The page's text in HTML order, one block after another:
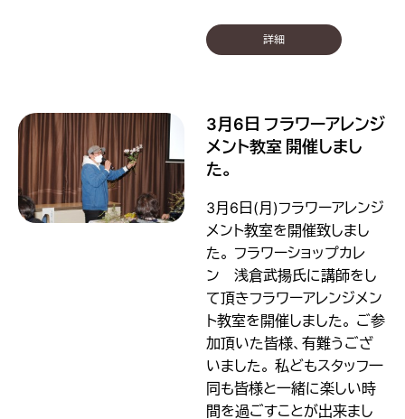
詳細
3月6日 フラワーアレンジ
メント教室 開催しまし
た。
3月6日(月)フラワーアレンジ
メント教室を開催致しまし
た。 フラワーショップカレ
ン 浅倉武揚氏に講師をし
て頂きフラワーアレンジメン
ト教室を開催しました。 ご参
加頂いた皆様、有難うござ
いました。 私どもスタッフ一
同も皆様と一緒に楽しい時
間を過ごすことが出来まし